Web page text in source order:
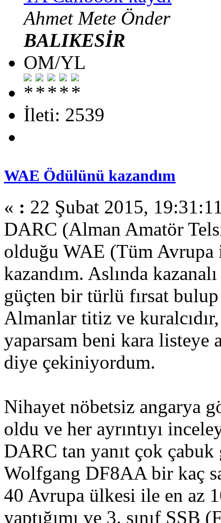
Ahmet Mete Önder
BALIKESİR
OM/YL
İleti: 2539
WAE Ödülünü kazandım
« : 22 Şubat 2015,
DARC (Alman Amatör
olduğu WAE (Tüm Avrupa
kazandım. Aslında
güçten bir türlü fırsat
Almanlar titiz ve
yaparsam beni kara listeye
diye çekiniyordum.
Nihayet nöbetsiz angarya
oldu ve her ayrıntıyı
DARC tan yanıt çok
Wolfgang DF8AA bir kaç
40 Avrupa ülkesi ile en az
yaptığımı ve 3. sınıf SSB